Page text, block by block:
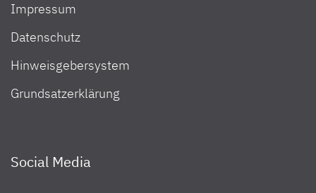
Impressum
Datenschutz
Hinweisgebersystem
Grundsatzerklärung
Social Media